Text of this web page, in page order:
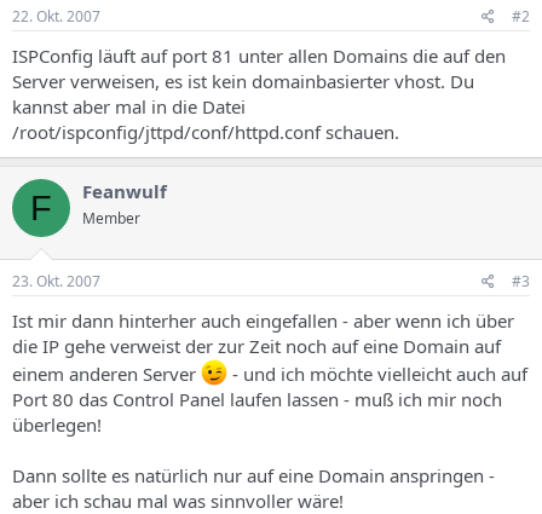
22. Okt. 2007 #2
ISPConfig läuft auf port 81 unter allen Domains die auf den
Server verweisen, es ist kein domainbasierter vhost. Du
kannst aber mal in die Datei
/root/ispconfig/jttpd/conf/httpd.conf schauen.
F Feanwulf
Member
23. Okt. 2007 #3
Ist mir dann hinterher auch eingefallen - aber wenn ich über
die IP gehe verweist der zur Zeit noch auf eine Domain auf
einem anderen Server
- und ich möchte vielleicht auch auf
Port 80 das Control Panel laufen lassen - muß ich mir noch
überlegen!
Dann sollte es natürlich nur auf eine Domain anspringen -
aber ich schau mal was sinnvoller wäre!